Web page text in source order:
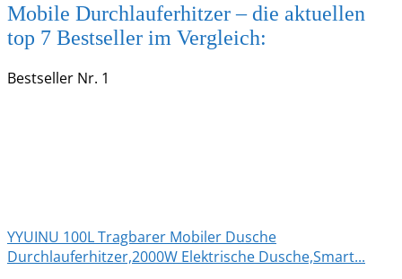
Mobile Durchlauferhitzer – die aktuellen
top 7 Bestseller im Vergleich:
Bestseller Nr. 1
YYUINU 100L Tragbarer Mobiler Dusche
Durchlauferhitzer,2000W Elektrische Dusche,Smart...